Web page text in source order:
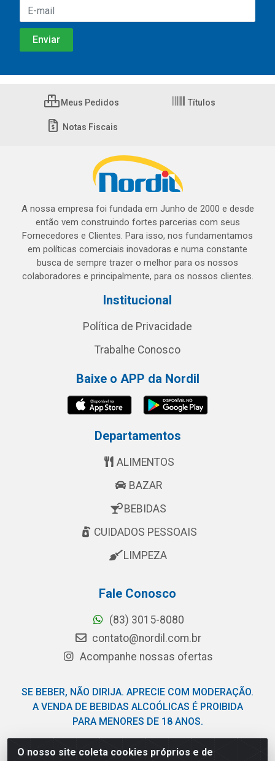
O nosso site coleta cookies próprios e de
Meus Pedidos Títulos
Notas Fiscais
A nossa empresa foi fundada em Junho de 2000 e desde
então vem construindo fortes parcerias com seus
Fornecedores e Clientes. Para isso, nos fundamentamos
em políticas comerciais inovadoras e numa constante
busca de sempre trazer o melhor para os nossos
colaboradores e principalmente, para os nossos clientes.
Institucional
Política de Privacidade
Trabalhe Conosco
Baixe o APP da Nordil
Departamentos
ALIMENTOS
BAZAR
BEBIDAS
CUIDADOS PESSOAIS
LIMPEZA
Fale Conosco
(83) 3015-8080
contato@nordil.com.br
Acompanhe nossas ofertas
SE BEBER, NÃO DIRIJA. APRECIE COM MODERAÇÃO.
A VENDA DE BEBIDAS ALCOÓLICAS É PROIBIDA
PARA MENORES DE 18 ANOS.